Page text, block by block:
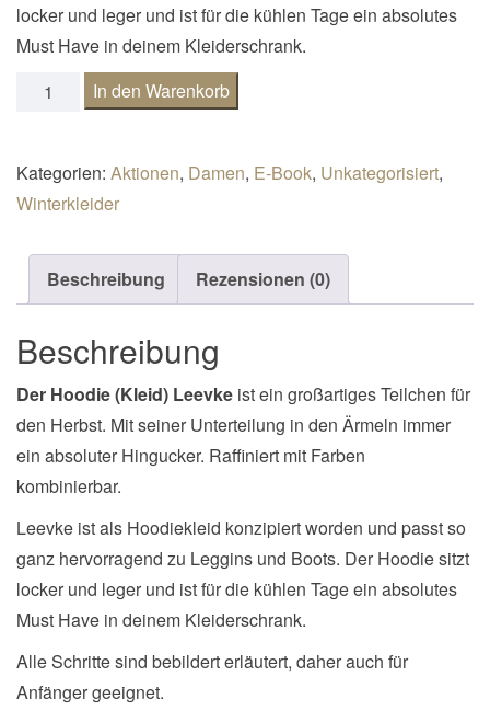
n
locker und leger und ist für die kühlen Tage ein absolutes
Must Have in deinem Kleiderschrank.
Hoodie(kleid) Leevke Gr. 32-52 inkl. Beamerdatei Menge
In den Warenkorb
Kategorien: Aktionen, Damen, E-Book, Unkategorisiert,
Winterkleider
Beschreibung Rezensionen (0)
Beschreibung
Der Hoodie (Kleid) Leevke ist ein großartiges Teilchen für
den Herbst. Mit seiner Unterteilung in den Ärmeln immer
ein absoluter Hingucker. Raffiniert mit Farben
kombinierbar.
Leevke ist als Hoodiekleid konzipiert worden und passt so
ganz hervorragend zu Leggins und Boots. Der Hoodie sitzt
locker und leger und ist für die kühlen Tage ein absolutes
Must Have in deinem Kleiderschrank.
Alle Schritte sind bebildert erläutert, daher auch für
Anfänger geeignet.